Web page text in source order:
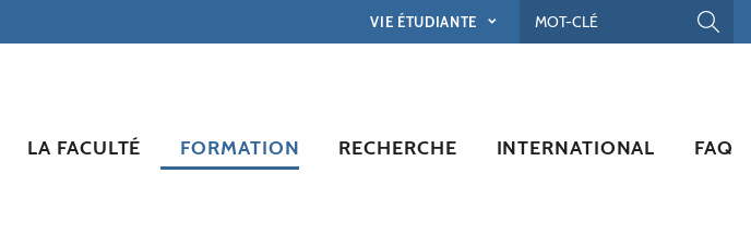
VIE ÉTUDIANTE
LA FACULTÉ FORMATION RECHERCHE INTERNATIONAL FAQ